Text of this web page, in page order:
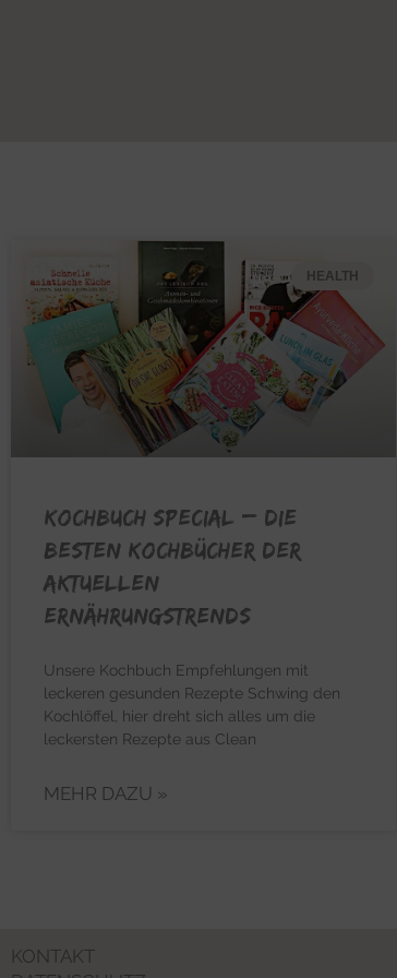
HEALTH
KOCHBUCH SPECIAL – Die
besten Kochbücher der
aktuellen
Ernährungstrends
Unsere Kochbuch Empfehlungen mit
leckeren gesunden Rezepte Schwing den
Kochlöffel, hier dreht sich alles um die
leckersten Rezepte aus Clean
MEHR DAZU »
KONTAKT